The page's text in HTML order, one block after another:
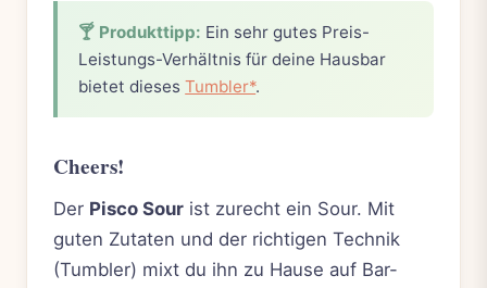
🍸 Produkttipp: Ein sehr gutes Preis-
Leistungs-Verhältnis für deine Hausbar
bietet diesesTumbler*.
Cheers!
Der Pisco Sour ist zurecht ein Sour. Mit
guten Zutaten und der richtigen Technik
(Tumbler) mixt du ihn zu Hause auf Bar-